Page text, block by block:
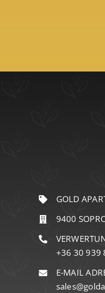
GOLD
9400
+36 30 939
E-MAIL